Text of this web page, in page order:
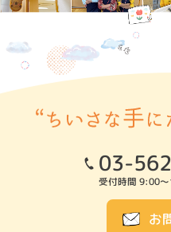
03-
受付時間 9:00
お